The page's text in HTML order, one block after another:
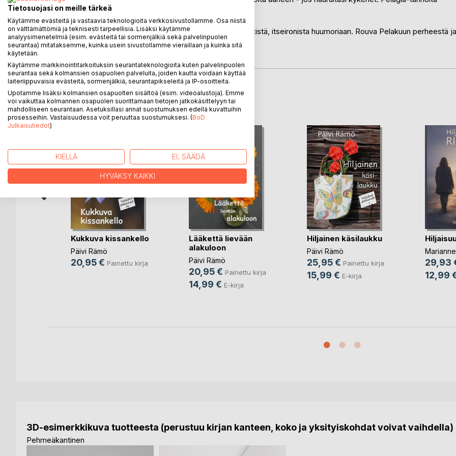
julkaistiin kymmenen vuoden ajan lahtelaisessa lehdessä.
Päivi Rämö arvostaa lukijoitaan ja lukijat hänen lämminhenkistä, itseironista huumoriaan. Rouva Pelakuun perheestä ja
ystävistä ei voi olla pitämättä.
LISÄÄ KIRJOJA BoD:LLA
Kukkuva kissankello
Päivi Rämö
20,95 € Painettu kirja
Lääkettä lievään
alakuloon
Päivi Rämö
20,95 € Painettu kirja
14,99 € E-kirja
Hiljainen käsilaukku
Päivi Rämö
25,95 € Painettu kirja
15,99 € E-kirja
29,93
12,99
3D-esimerkkikuva tuotteesta (perustuu kirjan kanteen, koko ja yksityiskohdat voivat vaihdella)
Pehmeäkantinen
Tietosuojasi on meille tärkeä
Käytämme evästeitä ja vastaavia teknologioita verkkosivustollamme. Osa niistä
on välttämättömiä ja teknisesti tarpeellisia. Lisäksi käytämme
analyysimenetelmiä (esim. evästeitä tai sormenjälkiä sekä palvelinpuolen
seurantaa) mitataksemme, kuinka usein sivustollamme vieraillaan ja kuinka sitä
käytetään.
Käytämme markkinointitarkoituksiin seurantateknologioita kuten palvelinpuolen
seurantaa sekä kolmansien osapuolien palveluita, joiden kautta voidaan käyttää
laiteriippuvaisia evästeitä, sormenjälkiä, seurantapikseleitä ja IP-osoitteita.
Upotamme lisäksi kolmansien osapuolten sisältöä (esim. videoalustoja). Emme
voi vaikuttaa kolmannen osapuolen suorittamaan tietojen jatkokäsittelyyn tai
mahdolliseen seurantaan. Asetuksillasi annat suostumuksen edellä kuvattuihin
prosesseihin. Vastaisuudessa voit peruuttaa suostumuksesi. (BoD
Julkaisutiedot)
KIELLÄ EI, SÄÄDÄ
HYVÄKSY KAIKKI